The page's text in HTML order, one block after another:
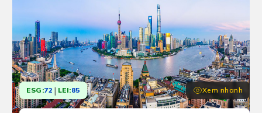
ESG:72 | LEI:85 Xem nhanh